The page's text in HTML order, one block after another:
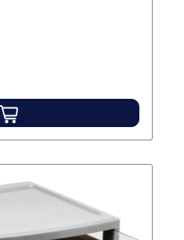
Ästhetik, sehr gute
in Kombination
Evidenz Sicherheit